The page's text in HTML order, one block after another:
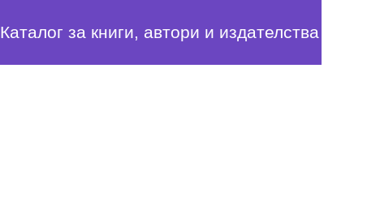
Каталог за книги, автори и издателства